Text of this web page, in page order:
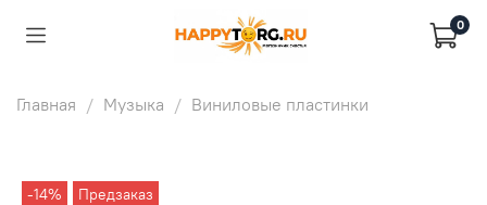
0
Главная Музыка Виниловые пластинки
-14% Предзаказ